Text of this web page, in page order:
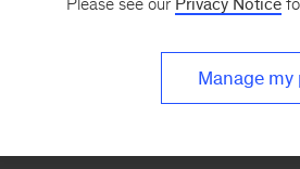
l’utilisation de notre contenu
noter que nous ne
Manage